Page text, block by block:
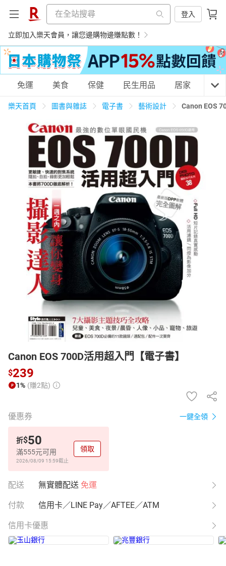
登入
立即加入樂天會員，讓您邊購物邊賺點數！
購物網分類
天天免運 美食蛋糕 養生保健 民生用品
居家生活 3C家電 運動休閒 親子玩具
女裝 男裝 化妝保養 情趣用品
日本購物 電子/紙本書
HOT
免運 美食 保健 民生用品 居家 3C
樂天首頁 圖書與雜誌 電子書 藝術設計 Canon EOS
Canon EOS 700D活用超入門【電子書】
$239
1% (賺2點)
優惠券 一鍵全領
折$50
滿555元可用
2026/08/09 15:59截止
領取
配送 無實體配送 免運
付款 信用卡／LINE Pay／AFTEE／ATM
信用卡優惠